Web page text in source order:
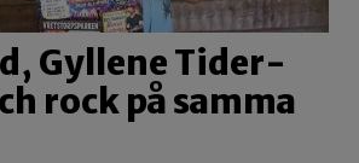
Gyllene Tider-
rock på samma